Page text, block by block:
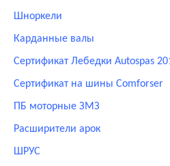
Шноркели
Карданные валы
Сертификат Лебедки Autospas
Сертификат на шины Comforser
ПБ моторные ЗМЗ
Расширители арок
ШРУС